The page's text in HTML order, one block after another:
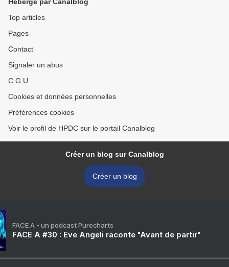
Top articles
Pages
Contact
Signaler un abus
C.G.U.
Cookies et données personnelles
Préférences cookies
Voir le profil de HPDC sur le portail Canalblog
Créer un blog sur Canalblog
Créer un blog
FACE A - un podcast Purecharts
FACE A #30 : Eve Angeli raconte "Avant de partir"